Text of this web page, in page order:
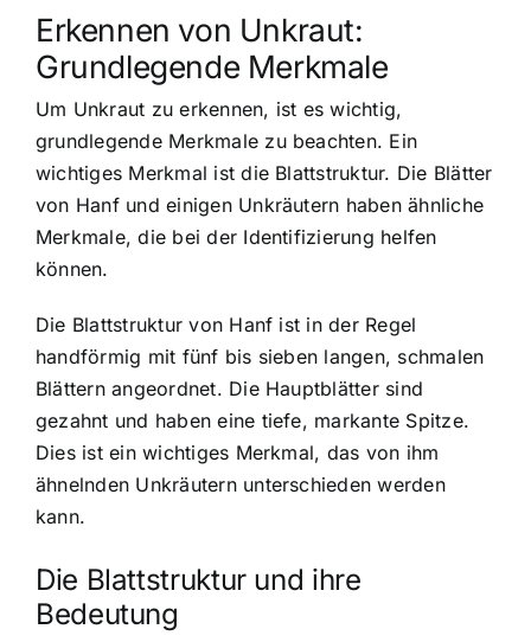
Erkennen von Unkraut:
Grundlegende Merkmale
Um Unkraut zu erkennen, ist es wichtig,
grundlegende Merkmale zu beachten. Ein
wichtiges Merkmal ist die Blattstruktur. Die Blätter
von Hanf und einigen Unkräutern haben ähnliche
Merkmale, die bei der Identifizierung helfen
können.
Die Blattstruktur von Hanf ist in der Regel
handförmig mit fünf bis sieben langen, schmalen
Blättern angeordnet. Die Hauptblätter sind
gezahnt und haben eine tiefe, markante Spitze.
Dies ist ein wichtiges Merkmal, das von ihm
ähnelnden Unkräutern unterschieden werden
kann.
Die Blattstruktur und ihre
Bedeutung